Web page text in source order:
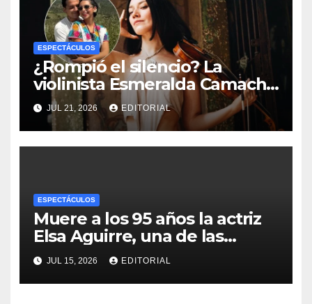
ESPECTÁCULOS
¿Rompió el silencio? La
violinista Esmeralda Camacho
habla de su carrera tras la
polémica con Nodal y Ángela
Aguilar
JUL 21, 2026 EDITORIAL
ESPECTÁCULOS
Muere a los 95 años la actriz
Elsa Aguirre, una de las
últimas figuras del Cine de
Oro mexicano
JUL 15, 2026 EDITORIAL